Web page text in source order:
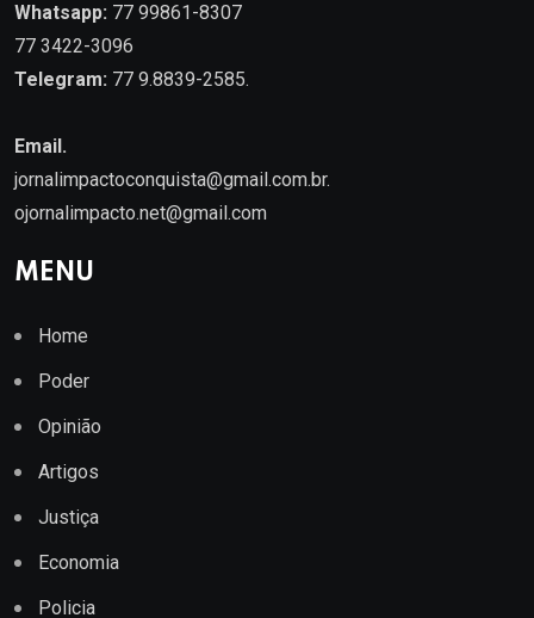
Whatsapp: 77 99861-8307
77 3422-3096
Telegram: 77 9.8839-2585.
Email.
jornalimpactoconquista@gmail.com.br.
ojornalimpacto.net@gmail.com
MENU
Home
Poder
Opinião
Artigos
Justiça
Economia
Policia